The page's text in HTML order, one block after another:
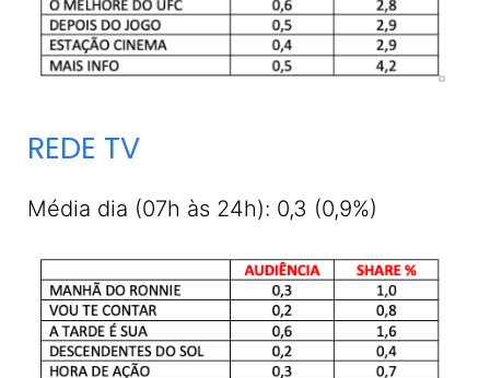
REDE TV
Média dia (07h às 24h): 0,3 (0,9%)